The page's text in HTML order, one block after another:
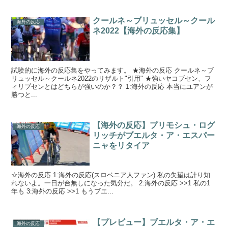
海外の反応
クールネ～ブリュッセル～クール
ネ2022【海外の反応集】
試験的に海外の反応集をやってみます。 ★海外の反応 クールネ～ブ
リュッセル～クールネ2022のリザルト"引用" ★強いヤコブセン、フ
ィリプセンとはどちらが強いのか？？ 1:海外の反応 本当にユアンが
勝つと...
海外の反応
【海外の反応】プリモシュ・ログ
リッチがブエルタ・ア・エスパー
ニャをリタイア
☆海外の反応 1:海外の反応(スロベニア人ファン) 私の失望は計り知
れないよ。一日が台無しになった気分だ。 2:海外の反応 >>1 私の1
年も 3:海外の反応 >>1 もうブエ...
海外の反応
【プレビュー】ブエルタ・ア・エ